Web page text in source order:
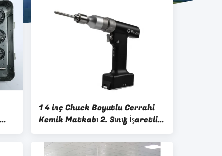
1 4 inç Chuck Boyutlu Cerrahi
Kemik Matkabı 2. Sınıf İşaretli
Araç Profesyonel Ortopedici
için siparişe göre